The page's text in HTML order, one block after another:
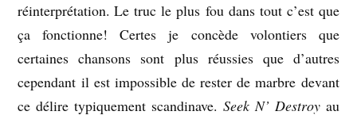
réinterprétation. Le truc le plus fou dans tout c’est que
ça fonctionne! Certes je concède volontiers que
certaines chansons sont plus réussies que d’autres
cependant il est impossible de rester de marbre devant
ce délire typiquement scandinave. Seek N’ Destroyau